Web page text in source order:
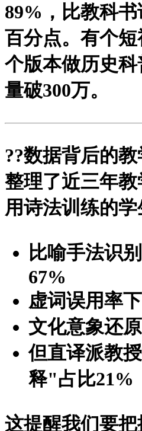
89%，比教科
百分点。有个
个版本做历史
量破300万。
??数据背后的教
整理了近三年
用诗法训练的学
比喻手法识
67%
虚词误用率
文化意象还
但直译派教
释"占比21%
这提醒我们要